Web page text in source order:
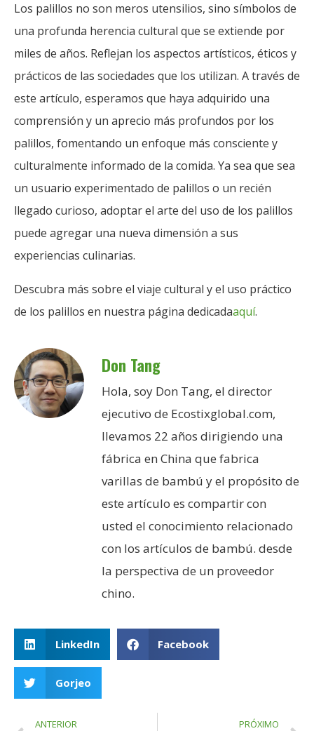
Los palillos no son meros utensilios, sino símbolos de
una profunda herencia cultural que se extiende por
miles de años. Reflejan los aspectos artísticos, éticos y
prácticos de las sociedades que los utilizan. A través de
este artículo, esperamos que haya adquirido una
comprensión y un aprecio más profundos por los
palillos, fomentando un enfoque más consciente y
culturalmente informado de la comida. Ya sea que sea
un usuario experimentado de palillos o un recién
llegado curioso, adoptar el arte del uso de los palillos
puede agregar una nueva dimensión a sus
experiencias culinarias.
Descubra más sobre el viaje cultural y el uso práctico
de los palillos en nuestra página dedicadaaquí.
Don Tang
Hola, soy Don Tang, el director
ejecutivo de Ecostixglobal.com,
llevamos 22 años dirigiendo una
fábrica en China que fabrica
varillas de bambú y el propósito de
este artículo es compartir con
usted el conocimiento relacionado
con los artículos de bambú. desde
la perspectiva de un proveedor
chino.
LinkedIn Facebook
Gorjeo
ANTERIOR PRÓXIMO